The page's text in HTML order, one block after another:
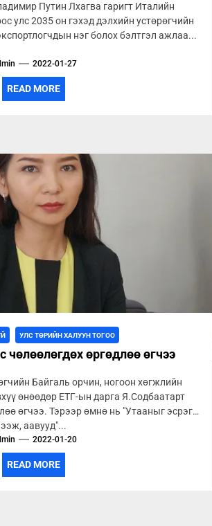
Путин Лхагва гаригт Италийн
улс 2035 он гэхэд дэлхийн устөрөгчийн
нэг болох бэлтгэл ажлаа...
2022-01-27
READ MORE
УЛС ТӨРИЙН ХАЛУУН ТОГОО
өргөдлөө өгчээ
Байгаль орчин, ногоон хөгжлийн
өнөөдөр ЕТГ-ын дарга Я.Содбаатарт
өгчээ. Тэрээр өмнө нь "Утааныг эсрэг
ээж, аавууд"...
2022-01-20
READ MORE